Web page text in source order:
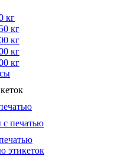
кг
кг
кг
кг
кг
печатью
этикеток